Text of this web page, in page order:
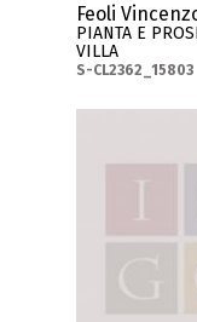
Feoli
PIANTA E
VILLA
S-CL2362_15803